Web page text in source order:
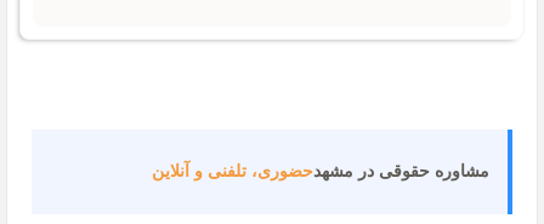
مشاوره حقوقی در مشهدحضوری، تلفنی و آنلاین